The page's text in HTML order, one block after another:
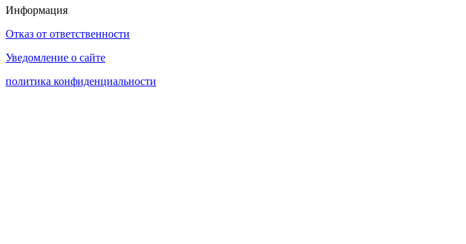
Информация
Отказ от ответственности
Уведомление о сайте
политика конфиденциальности